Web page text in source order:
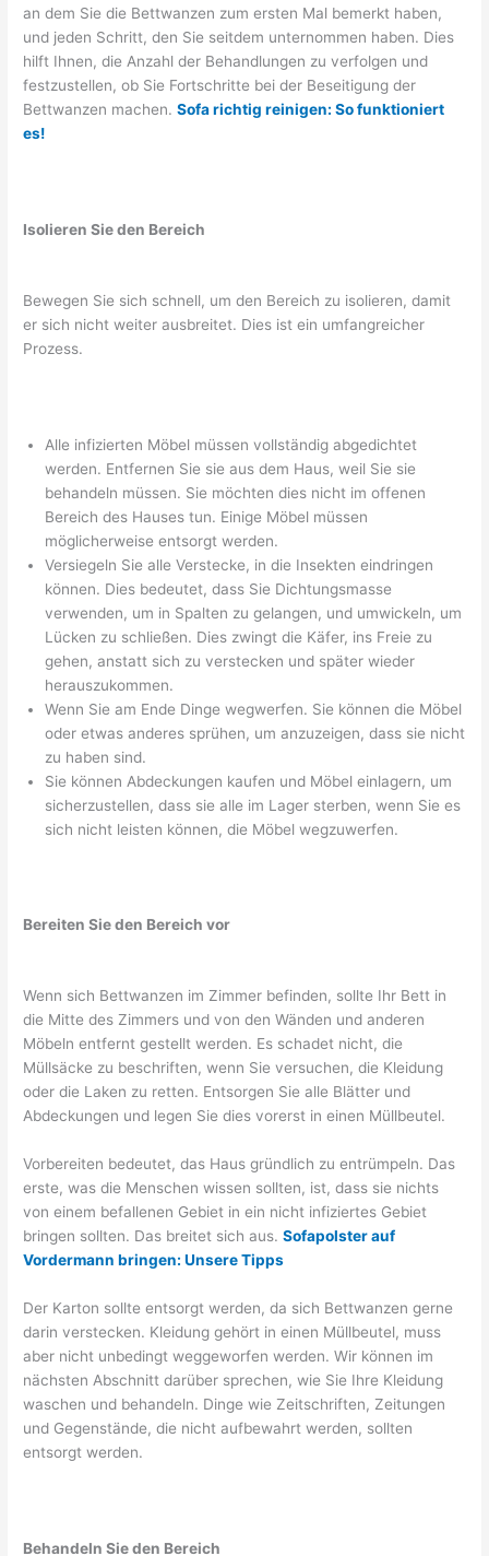
an dem Sie die Bettwanzen zum ersten Mal bemerkt haben,
und jeden Schritt, den Sie seitdem unternommen haben. Dies
hilft Ihnen, die Anzahl der Behandlungen zu verfolgen und
festzustellen, ob Sie Fortschritte bei der Beseitigung der
Bettwanzen machen.Sofa richtig reinigen: So funktioniert
es!
Isolieren Sie den Bereich
Bewegen Sie sich schnell, um den Bereich zu isolieren, damit
er sich nicht weiter ausbreitet. Dies ist ein umfangreicher
Prozess.
Alle infizierten Möbel müssen vollständig abgedichtet
werden. Entfernen Sie sie aus dem Haus, weil Sie sie
behandeln müssen. Sie möchten dies nicht im offenen
Bereich des Hauses tun. Einige Möbel müssen
möglicherweise entsorgt werden.
Versiegeln Sie alle Verstecke, in die Insekten eindringen
können. Dies bedeutet, dass Sie Dichtungsmasse
verwenden, um in Spalten zu gelangen, und umwickeln, um
Lücken zu schließen. Dies zwingt die Käfer, ins Freie zu
gehen, anstatt sich zu verstecken und später wieder
herauszukommen.
Wenn Sie am Ende Dinge wegwerfen. Sie können die Möbel
oder etwas anderes sprühen, um anzuzeigen, dass sie nicht
zu haben sind.
Sie können Abdeckungen kaufen und Möbel einlagern, um
sicherzustellen, dass sie alle im Lager sterben, wenn Sie es
sich nicht leisten können, die Möbel wegzuwerfen.
Bereiten Sie den Bereich vor
Wenn sich Bettwanzen im Zimmer befinden, sollte Ihr Bett in
die Mitte des Zimmers und von den Wänden und anderen
Möbeln entfernt gestellt werden. Es schadet nicht, die
Müllsäcke zu beschriften, wenn Sie versuchen, die Kleidung
oder die Laken zu retten. Entsorgen Sie alle Blätter und
Abdeckungen und legen Sie dies vorerst in einen Müllbeutel.
Vorbereiten bedeutet, das Haus gründlich zu entrümpeln. Das
erste, was die Menschen wissen sollten, ist, dass sie nichts
von einem befallenen Gebiet in ein nicht infiziertes Gebiet
bringen sollten. Das breitet sich aus.Sofapolster auf
Vordermann bringen: Unsere Tipps
Der Karton sollte entsorgt werden, da sich Bettwanzen gerne
darin verstecken. Kleidung gehört in einen Müllbeutel, muss
aber nicht unbedingt weggeworfen werden. Wir können im
nächsten Abschnitt darüber sprechen, wie Sie Ihre Kleidung
waschen und behandeln. Dinge wie Zeitschriften, Zeitungen
und Gegenstände, die nicht aufbewahrt werden, sollten
entsorgt werden.
Behandeln Sie den Bereich